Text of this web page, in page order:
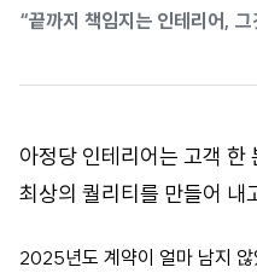
“끝까지 책임지는 인테리어,
아정당 인테리어는 고객 한
최상의 퀄리티를 만들어 내
2025년도 계약이 얼마 남지 않